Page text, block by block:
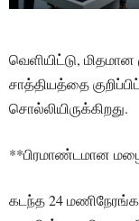
வெளியிட்டு,
சாத்தியத்தை
சொல்லியிருக்கிறது.
**பிரமாண்டமான
கடந்த 24